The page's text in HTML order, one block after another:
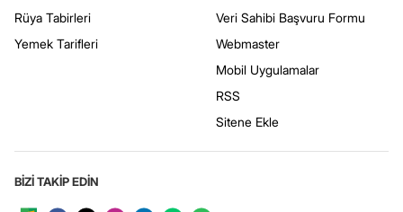
Rüya Tabirleri
Yemek Tarifleri
Veri Sahibi Başvuru Formu
Webmaster
Mobil Uygulamalar
RSS
Sitene Ekle
BİZİ TAKİP EDİN